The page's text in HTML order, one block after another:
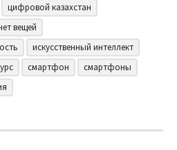
цифровой казахстан
вещей
искусственный интеллект
смартфон
смартфоны